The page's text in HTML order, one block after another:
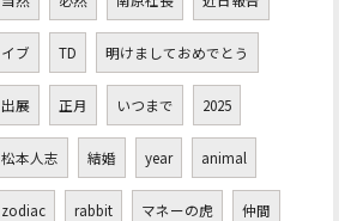
イブ TD 明けましておめでとう
出展 正月 いつまで 2025
松本人志 結婚 year animal
zodiac rabbit マネーの虎 仲間